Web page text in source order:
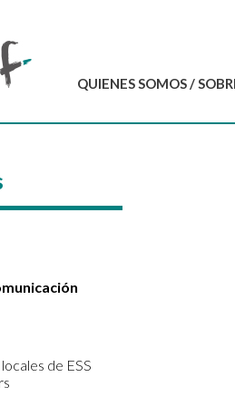
QUIENES SOMOS /
de ESS